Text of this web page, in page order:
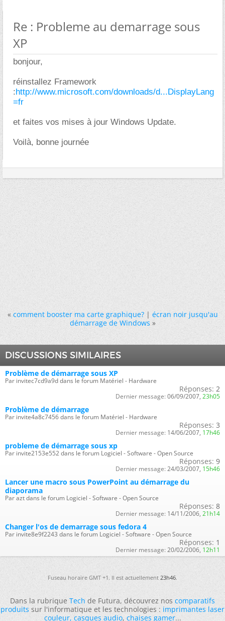
Re : Probleme au demarrage sous
XP
bonjour,
réinstallez Framework
:http://www.microsoft.com/downloads/d...DisplayLang
=fr
et faites vos mises à jour Windows Update.
Voilà, bonne journée
« comment booster ma carte graphique?|écran noir jusqu'au
démarrage de Windows »
DISCUSSIONS SIMILAIRES
Problème de démarrage sous XP
Par invitec7cd9a9d dans le forum Matériel - Hardware
Réponses: 2
Dernier message: 06/09/2007, 23h05
Problème de démarrage
Par invite4a8c7456 dans le forum Matériel - Hardware
Réponses: 3
Dernier message: 14/06/2007, 17h46
probleme de démarrage sous xp
Par invite2153e552 dans le forum Logiciel - Software - Open Source
Réponses: 9
Dernier message: 24/03/2007, 15h46
Lancer une macro sous PowerPoint au démarrage du
diaporama
Par azt dans le forum Logiciel - Software - Open Source
Réponses: 8
Dernier message: 14/11/2006, 21h14
Changer l'os de demarrage sous fedora 4
Par invite8e9f2243 dans le forum Logiciel - Software - Open Source
Réponses: 1
Dernier message: 20/02/2006, 12h11
Fuseau horaire GMT +1. Il est actuellement23h46.
Dans la rubriqueTechde Futura, découvrez noscomparatifs
produitssur l'informatique et les technologies :imprimantes laser
couleur,casques audio,chaises gamer...